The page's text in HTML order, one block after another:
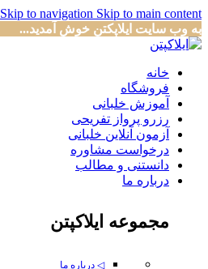
Skip to navigation Skip to main content
به وب سایت ایلاپکتن خوش آمدید...
خانه
فروشگاه
آموزش خلبانی
رزرو پرواز تفریحی
آزمون آنلاین خلبانی
درخواست مشاوره
دانستنی و مطالب
درباره ما
مجموعه ایلاکپتن
◁ درباره ما